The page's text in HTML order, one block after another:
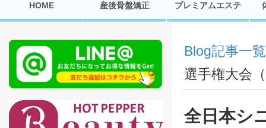
HOME 産後骨盤矯正 プレミアムエステ
Blog記事一覧
選手権大会
全日本シ